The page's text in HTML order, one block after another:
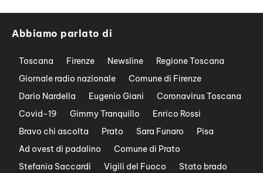
Abbiamo parlato di
Toscana Firenze Newsline
Regione Toscana
Giornale radio nazionale
Comune di Firenze
Dario Nardella
Eugenio Giani
Coronavirus Toscana
Covid-19
Gimmy Tranquillo
Enrico Rossi
Bravo chi ascolta
Prato Sara Funaro
Pisa
Ad ovest di padalino
Comune di Prato
Stefania Saccardi
Vigili del Fuoco
Stato brado